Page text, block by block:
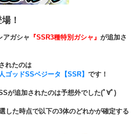
！
アガシャ 『SSR3種特別ガシャ』 が追加さ
れたのは
ゴッドSSベジータ【SSR】 です！
が追加されたのは予想外でした(ﾟ∀ﾟ)
した時点で以下の3体のどれかが確定する